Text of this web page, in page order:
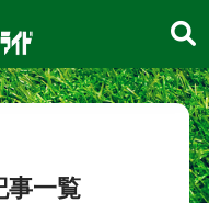
事一覧